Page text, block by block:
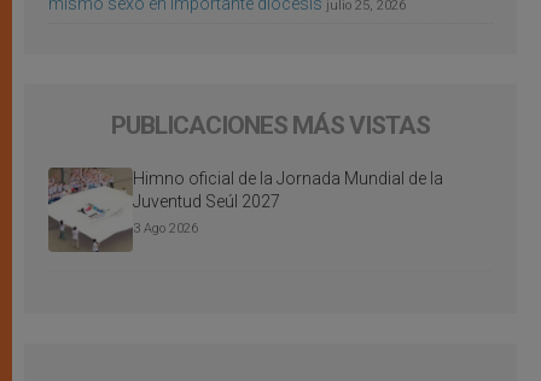
mismo sexo en importante diócesis julio 25, 2026
PUBLICACIONES MÁS VISTAS
Himno oficial de la Jornada Mundial de la
Juventud Seúl 2027
3 Ago 2026